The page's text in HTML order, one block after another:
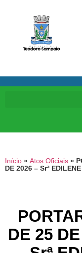
Início » Atos Oficiais »
DE 2026 – Srª
DE 25